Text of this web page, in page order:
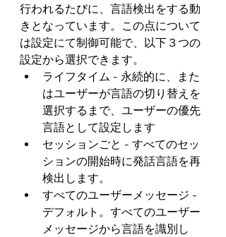
行われるたびに、言語検出をする動
きとなっています。この点について
は設定にて制御可能で、以下３つの
設定から選択できます。
ライフタイム - 永続的に、また
はユーザーが言語の切り替えを
選択するまで、ユーザーの優先
言語として設定します
セッションごと - すべてのセッ
ションの開始時に発話言語を再
検出します。
すべてのユーザーメッセージ -
デフォルト。すべてのユーザー
メッセージから言語を識別し